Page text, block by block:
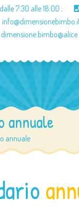
7:30 alle 18:00 ;
annuale
annuale